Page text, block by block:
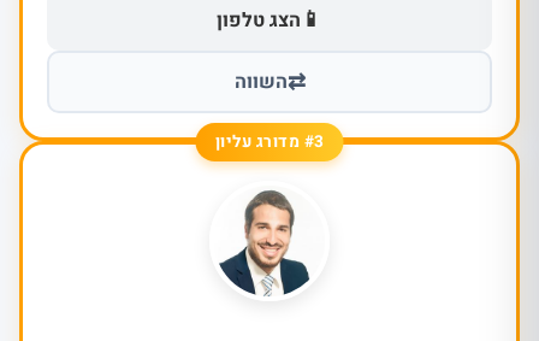
📱 הצג טלפון
⇄השווה
#3 מדורג עליון